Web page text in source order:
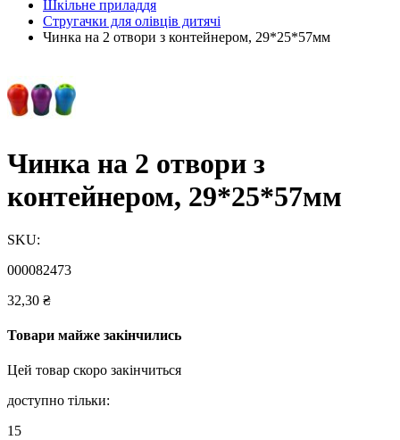
Шкільне приладдя
Стругачки для олівців дитячі
Чинка на 2 отвори з контейнером, 29*25*57мм
Чинка на 2 отвори з
контейнером, 29*25*57мм
SKU:
000082473
32,30 ₴
Товари майже закінчились
Цей товар скоро закінчиться
доступно тільки:
15